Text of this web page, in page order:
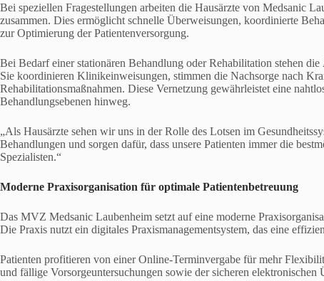
Bei speziellen Fragestellungen arbeiten die Hausärzte von Medsanic
zusammen. Dies ermöglicht schnelle Überweisungen, koordinierte
zur Optimierung der Patientenversorgung.
Bei Bedarf einer stationären Behandlung oder Rehabilitation stehen
Sie koordinieren Klinikeinweisungen, stimmen die Nachsorge nach
Rehabilitationsmaßnahmen. Diese Vernetzung gewährleistet eine
Behandlungsebenen hinweg.
„Als Hausärzte sehen wir uns in der Rolle des Lotsen im
Behandlungen und sorgen dafür, dass unsere Patienten immer die
Spezialisten.“
Moderne Praxisorganisation für optimale Patientenbetreuung
Das MVZ Medsanic Laubenheim setzt auf eine moderne
Die Praxis nutzt ein digitales Praxismanagementsystem, das eine
Patienten profitieren von einer Online-Terminvergabe für mehr
und fällige Vorsorgeuntersuchungen sowie der sicheren